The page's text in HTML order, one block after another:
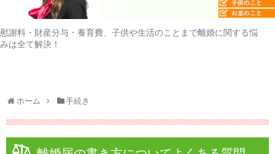
慰謝料・財産分与・養育費、子供や生活のことまで離婚に関する悩
みは全て解決！
ホーム 手続き